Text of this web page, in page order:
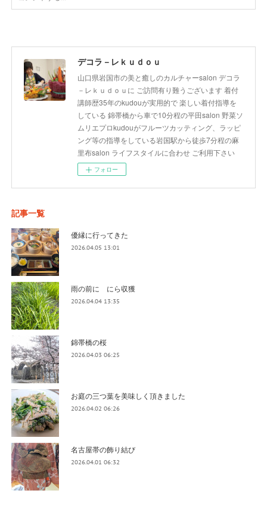
デコラ－レｋｕｄｏｕ
山口県岩国市の美と癒しのカルチャーsalon デコラ
－レｋｕｄｏｕに ご訪問有り難うございます 着付
講師歴35年のkudouが実用的で 楽しい着付指導を
している 錦帯橋から車で10分程の平田salon 野菜ソ
ムリエプロkudouがフルーツカッティング、ラッピ
ング等の指導をしている岩国駅から徒歩7分程の麻
里布salon ライフスタイルに合わせ ご利用下さい
フォロー
記事一覧
優縁に行ってきた
2026.04.05 13:01
雨の前に にら収獲
2026.04.04 13:35
錦帯橋の桜
2026.04.03 06:25
お庭の三つ葉を美味しく頂きました
2026.04.02 06:26
名古屋帯の飾り結び
2026.04.01 06:32